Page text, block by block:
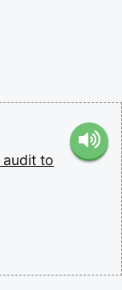
audit to